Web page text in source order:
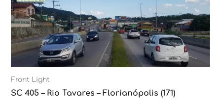
Front Light
SC 405 – Rio Tavares – Florianópolis (171)